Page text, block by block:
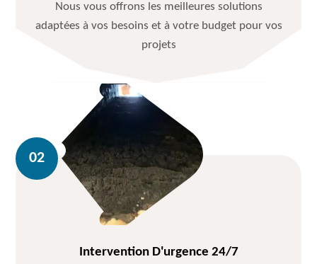
Nous vous offrons les meilleures solutions
adaptées à vos besoins et à votre budget pour vos
projets
Intervention D'urgence 24/7